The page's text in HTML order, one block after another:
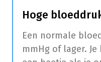
Hoge
Een normale
mmHg of lager.